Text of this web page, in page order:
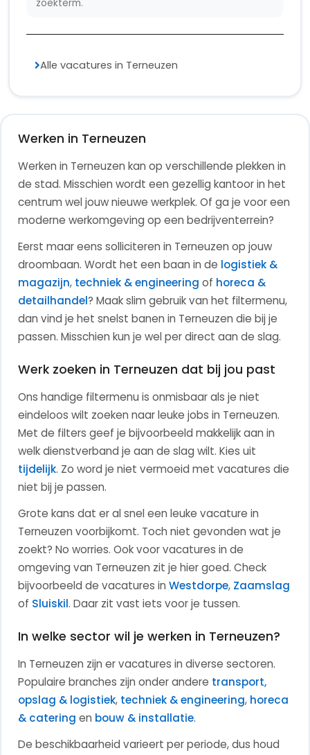
Privacy Policy
Algemene Voorwaarden
onderdeel vanJapr
Bekijk facebook
Bekijk X (twitter)
Bekijk linkedin
Bekijk rss